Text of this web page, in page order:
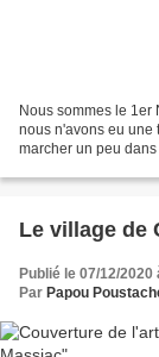
Nous sommes le
nous n'avons eu une
marcher un peu
Le village de
Publié le 07/12/2020
Par Papou